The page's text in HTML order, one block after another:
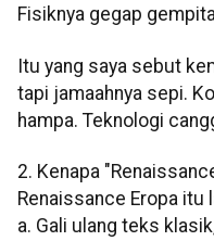
Fisiknya gegap
Itu yang saya sebut
tapi jamaahnya sepi.
hampa. Teknologi
2. Kenapa
Renaissance Eropa itu
a. Gali ulang teks